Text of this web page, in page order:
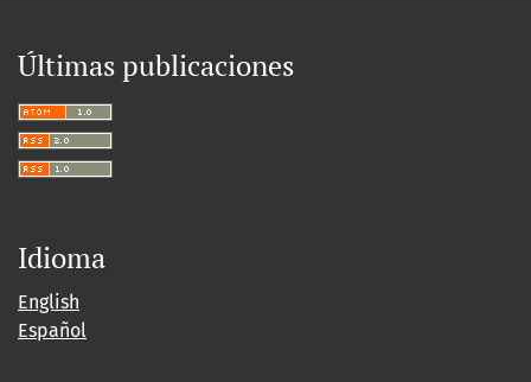
Últimas publicaciones
Idioma
English
Español